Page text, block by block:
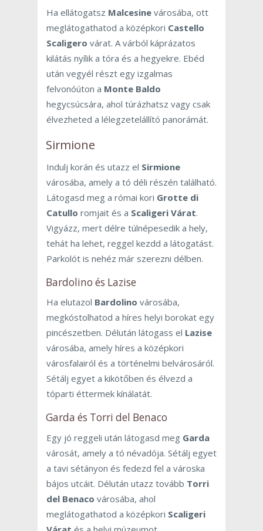
Ha ellátogatsz Malcesine városába, ott
meglátogathatod a középkori Castello
Scaligero várat. A várból káprázatos
kilátás nyílik a tóra és a hegyekre. Ebéd
után vegyél részt egy izgalmas
felvonóúton a Monte Baldo
hegycsúcsára, ahol túrázhatsz vagy csak
élvezheted a lélegzetelállító panorámát.
Sirmione
Indulj korán és utazz el Sirmione
városába, amely a tó déli részén található.
Látogasd meg a római kori Grotte di
Catullo romjait és a Scaligeri Várat.
Vigyázz, mert délre túlnépesedik a hely,
tehát ha lehet, reggel kezdd a látogatást.
Parkolót is nehéz már szerezni délben.
Bardolino és Lazise
Ha elutazol Bardolino városába,
megkóstolhatod a híres helyi borokat egy
pincészetben. Délután látogass el Lazise
városába, amely híres a középkori
városfalairól és a történelmi belvárosáról.
Sétálj egyet a kikötőben és élvezd a
tóparti éttermek kínálatát.
Garda és Torri del Benaco
Egy jó reggeli után látogasd meg Garda
városát, amely a tó névadója. Sétálj egyet
a tavi sétányon és fedezd fel a városka
bájos utcáit. Délután utazz tovább Torri
del Benaco városába, ahol
meglátogathatod a középkori Scaligeri